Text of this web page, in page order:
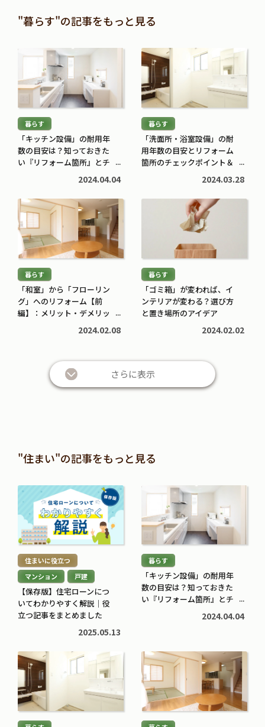
投資信託と株の違いは？仕
組みやリスク、利益などを
2026.05.28
退職金は定期預金で運用す
べき？メリット・デメリッ
2026.05.21
続
き
を
読
む
>
子育てに役立つ
高校生でも口座開設でき
意点をわかりやすく解説
2026.05.12
続
き
を
読
む
>住まいに役立つ
住宅ローン中に転職しても
意点・対処法を解説
2026.04.20
"暮らす"の記事をもっと見る
続
を
む
> 暮らす
「キッチン設備」の耐用年
数の目安は？知っておきた
い『リフォーム箇所』とチ
2024.04.04
続
き
を
読
む
> 暮らす
「洗面所・浴室設備」の耐
用年数の目安とリフォーム
箇所のチェックポイント＆
リフォーム業者選びのコツ
2024.03.28
続
き
を
読
む
> 暮らす
「和室」から「フローリン
グ」へのリフォーム【前
編】：メリット・デメリッ
2024.02.08
む
> 暮らす
「ゴミ箱」が変われば、イ
ンテリアが変わる？選び方
と置き場所のアイデア
2024.02.02
さらに表示
"住まい"の記事をもっと見る
続
き
を
読
む
> 住まいに役立つ
マンション
戸建
【保存版】住宅ローンにつ
いてわかりやすく解説｜役
立つ記事をまとめました
2025.05.13
続
を
む
> 暮らす
「キッチン設備」の耐用年
数の目安は？知っておきた
い『リフォーム箇所』とチ
2024.04.04
続
き
を
読
む
続
き
を
読
む